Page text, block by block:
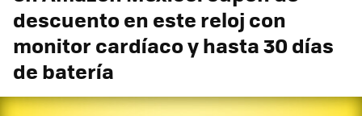
descuento en este reloj con
monitor cardíaco y hasta 30 días
de batería